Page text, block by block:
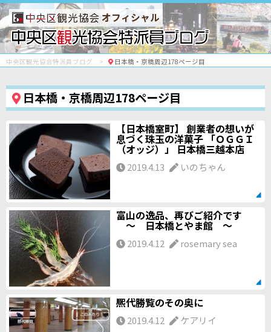
オフィシャル
中央区観光協会特派員ブログ 日本橋・京橋周辺178ページ目
日本橋・京橋周辺178ページ目
【日本橋室町】 創業者の想いが
息づく珠玉の洋菓子 「ＯＧＧＩ
（オッジ）」 日本橋三越本店
2019.4.13 いのちゃん
富山の逸品、再びご紹介です
～ 日本橋とやま館 ～
2019.4.12 rosemary sea
熈代勝覧のその奥に
2019.4.12 ケアリイ